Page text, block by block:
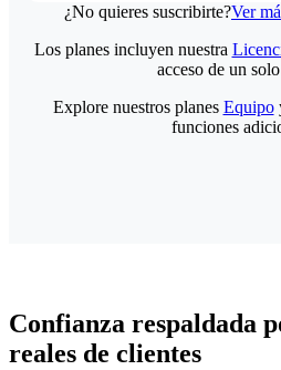
¿No quieres suscribirte?Ver
Los planes incluyen nuestra
acceso de un
Explore nuestros planes Equipo
funciones
Confianza respaldada
reales de clientes